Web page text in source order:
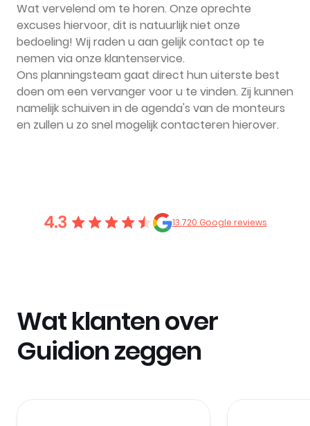
Wat vervelend om te horen. Onze oprechte
excuses hiervoor, dit is natuurlijk niet onze
bedoeling! Wij raden u aan gelijk contact op te
nemen via onze klantenservice.
Ons planningsteam gaat direct hun uiterste best
doen om een vervanger voor u te vinden. Zij kunnen
namelijk schuiven in de agenda's van de monteurs
en zullen u zo snel mogelijk contacteren hierover.
13.720 Google reviews
Wat klanten over
Guidion zeggen